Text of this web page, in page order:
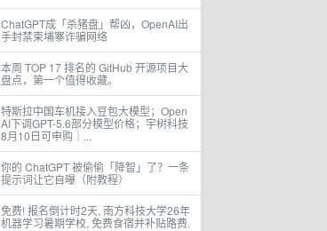
ChatGPT成「杀猪盘」帮凶，OpenAI出
手封禁柬埔寨诈骗网络
本周 TOP 17 排名的 GitHub 开源项目大
盘点，第一个值得收藏。
特斯拉中国车机接入豆包大模型；Open
AI下调GPT-5.6部分模型价格；宇树科技
8月10日可申购｜...
你的 ChatGPT 被偷偷「降智」了？一条
提示词让它自曝（附教程）
免费! 报名倒计时2天, 南方科技大学26年
机器学习暑期学校, 免费食宿并补贴路费.